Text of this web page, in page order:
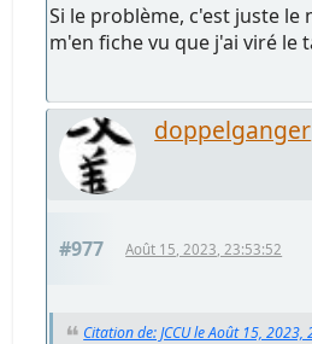
Si le problème, c'est juste le
m'en fiche vu que j'ai viré
doppelganger
#977 Août 15, 2023, 23:53:52
Citation de: JCCU le Août 15, 2023,